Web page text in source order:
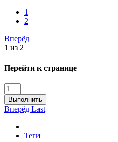
1
2
Вперёд
1 из 2
Перейти к странице
Выполнить
Вперёд Last
Теги